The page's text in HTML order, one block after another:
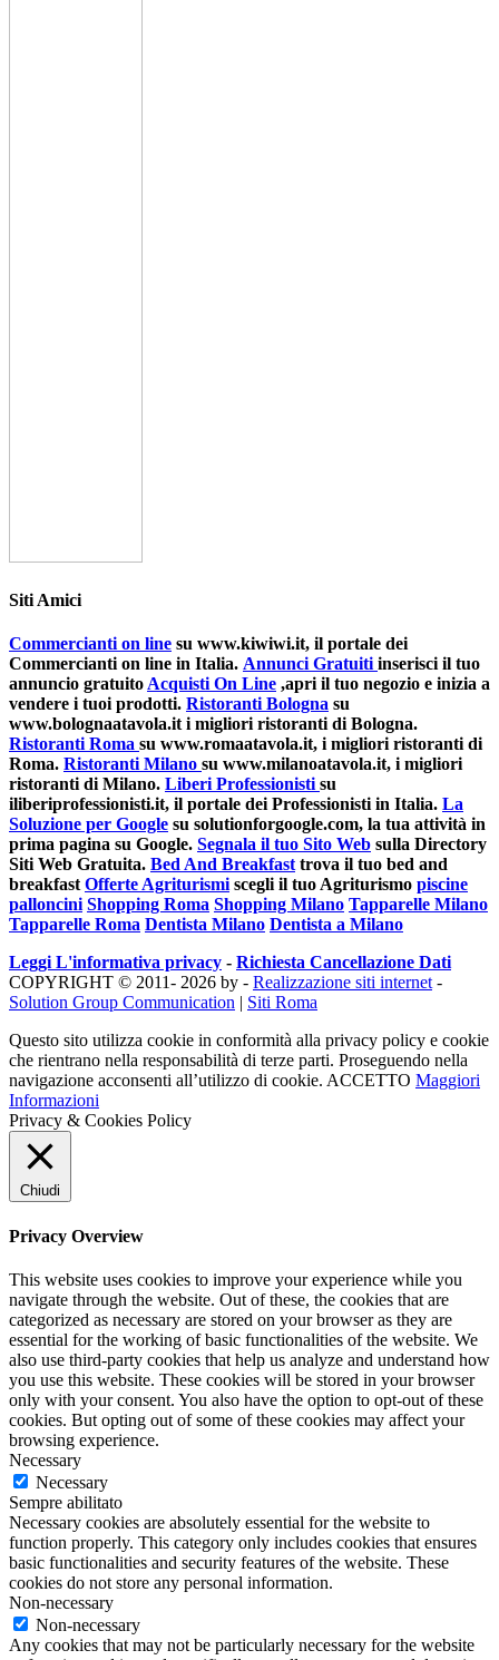
Siti Amici
Commercianti on line su www.kiwiwi.it, il portale dei
Commercianti on line in Italia. Annunci Gratuitiinserisci il tuo
annuncio gratuitoAcquisti On Line ,apri il tuo negozio e inizia a
vendere i tuoi prodotti. Ristoranti Bologna su
www.bolognaatavola.it i migliori ristoranti di Bologna.
Ristoranti Roma su www.romaatavola.it, i migliori ristoranti di
Roma. Ristoranti Milano su www.milanoatavola.it, i migliori
ristoranti di Milano. Liberi Professionistisu
iliberiprofessionisti.it, il portale dei Professionisti in Italia. La
Soluzione per Google su solutionforgoogle.com, la tua attività in
prima pagina su Google. Segnala il tuo Sito Web sulla Directory
Siti Web Gratuita. Bed And Breakfasttrova il tuo bed and
breakfastOfferte Agriturismiscegli il tuo Agriturismo piscine
palloncini Shopping Roma Shopping Milano Tapparelle Milano
Tapparelle Roma Dentista Milano Dentista a Milano
Leggi L'informativa privacy - Richiesta Cancellazione Dati
COPYRIGHT © 2011- 2026 by - Realizzazione siti internet-
Solution Group Communication | Siti Roma
Questo sito utilizza cookie in conformità alla privacy policy e cookie
che rientrano nella responsabilità di terze parti. Proseguendo nella
navigazione acconsenti all’utilizzo di cookie. ACCETTO Maggiori
Informazioni
Privacy & Cookies Policy
Chiudi
Privacy Overview
This website uses cookies to improve your experience while you
navigate through the website. Out of these, the cookies that are
categorized as necessary are stored on your browser as they are
essential for the working of basic functionalities of the website. We
also use third-party cookies that help us analyze and understand how
you use this website. These cookies will be stored in your browser
only with your consent. You also have the option to opt-out of these
cookies. But opting out of some of these cookies may affect your
browsing experience.
Necessary
Necessary
Sempre abilitato
Necessary cookies are absolutely essential for the website to
function properly. This category only includes cookies that ensures
basic functionalities and security features of the website. These
cookies do not store any personal information.
Non-necessary
Non-necessary
Any cookies that may not be particularly necessary for the website